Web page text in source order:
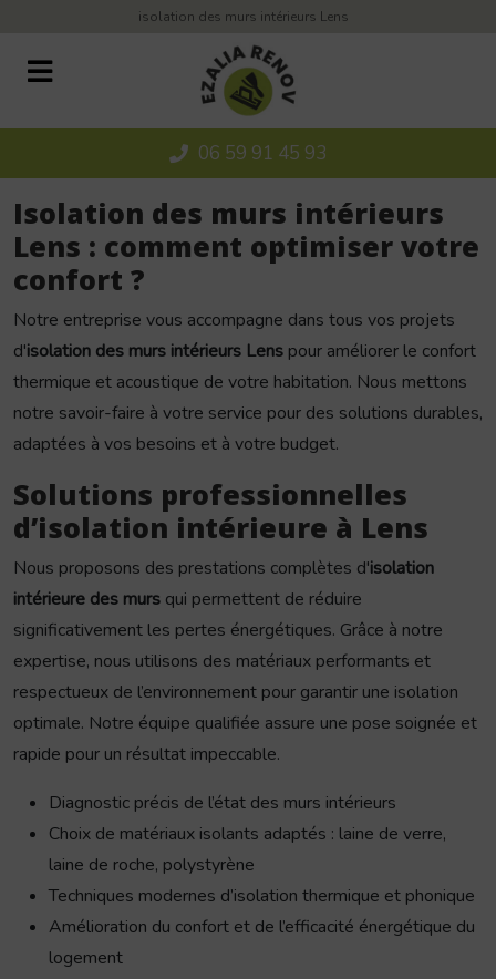
isolation des murs intérieurs Lens
06 59 91 45 93
Isolation des murs intérieurs
Lens : comment optimiser votre
confort ?
Notre entreprise vous accompagne dans tous vos projets
d'isolation des murs intérieurs Lens pour améliorer le confort
thermique et acoustique de votre habitation. Nous mettons
notre savoir-faire à votre service pour des solutions durables,
adaptées à vos besoins et à votre budget.
Solutions professionnelles
d’isolation intérieure à Lens
Nous proposons des prestations complètes d'isolation
intérieure des murs qui permettent de réduire
significativement les pertes énergétiques. Grâce à notre
expertise, nous utilisons des matériaux performants et
respectueux de l’environnement pour garantir une isolation
optimale. Notre équipe qualifiée assure une pose soignée et
rapide pour un résultat impeccable.
Diagnostic précis de l’état des murs intérieurs
Choix de matériaux isolants adaptés : laine de verre,
laine de roche, polystyrène
Techniques modernes d’isolation thermique et phonique
Amélioration du confort et de l’efficacité énergétique du
logement
Panneau de gestion des cookies